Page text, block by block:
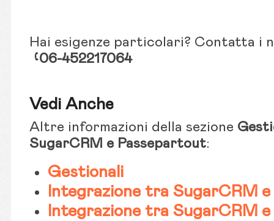
Hai esigenze particolari? Contatta i
06-452217064
Vedi Anche
Altre informazioni della sezione
SugarCRM e Passepartout:
Gestionali
Integrazione tra SugarCRM
Integrazione tra SugarCRM e